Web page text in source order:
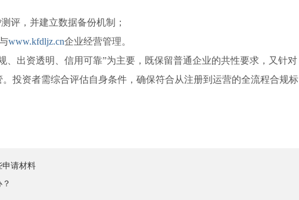
评，并建立数据备份机制；
www.kfdljz.cn企业经营管理。
、出资透明、信用可靠”为主要，既保留普通企业的共性要求，又针对
投资者需综合评估自身条件，确保符合从注册到运营的全流程合规标
申请材料